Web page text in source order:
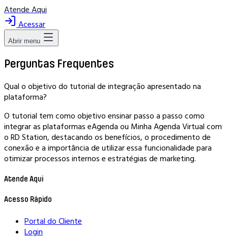
Atende Aqui
Acessar
Abrir menu
Perguntas Frequentes
Qual o objetivo do tutorial de integração apresentado na
plataforma?
O tutorial tem como objetivo ensinar passo a passo como
integrar as plataformas eAgenda ou Minha Agenda Virtual com
o RD Station, destacando os benefícios, o procedimento de
conexão e a importância de utilizar essa funcionalidade para
otimizar processos internos e estratégias de marketing.
Atende Aqui
Acesso Rápido
Portal do Cliente
Login